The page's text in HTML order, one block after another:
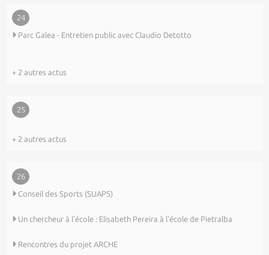
24
Parc Galea - Entretien public avec Claudio Detotto
+ 2 autres actus
25
+ 2 autres actus
26
Conseil des Sports (SUAPS)
Un chercheur à l'école : Elisabeth Pereira à l'école de Pietralba
Rencontres du projet ARCHE